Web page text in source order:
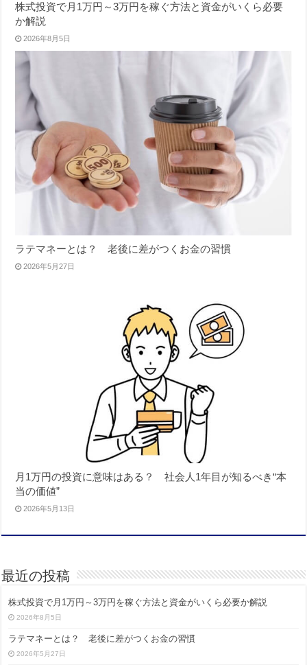
株式投資で月1万円～3万円を稼ぐ方法と資金がいくら必要
か解説
2026年8月5日
ラテマネーとは？ 老後に差がつくお金の習慣
2026年5月27日
月1万円の投資に意味はある？ 社会人1年目が知るべき“本
当の価値”
2026年5月13日
最近の投稿
株式投資で月1万円～3万円を稼ぐ方法と資金がいくら必要か解説
2026年8月5日
ラテマネーとは？ 老後に差がつくお金の習慣
2026年5月27日